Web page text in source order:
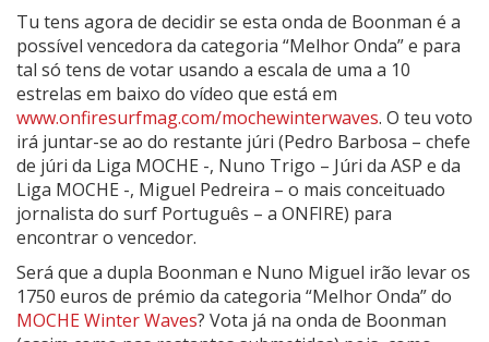
Tu tens agora de decidir se esta onda de Boonman é a
possível vencedora da categoria “Melhor Onda” e para
tal só tens de votar usando a escala de uma a 10
estrelas em baixo do vídeo que está em
www.onfiresurfmag.com/mochewinterwaves. O teu voto
irá juntar-se ao do restante júri (Pedro Barbosa – chefe
de júri da Liga MOCHE -, Nuno Trigo – Júri da ASP e da
Liga MOCHE -, Miguel Pedreira – o mais conceituado
jornalista do surf Português – a ONFIRE) para
encontrar o vencedor.
Será que a dupla Boonman e Nuno Miguel irão levar os
1750 euros de prémio da categoria “Melhor Onda” do
MOCHE Winter Waves? Vota já na onda de Boonman